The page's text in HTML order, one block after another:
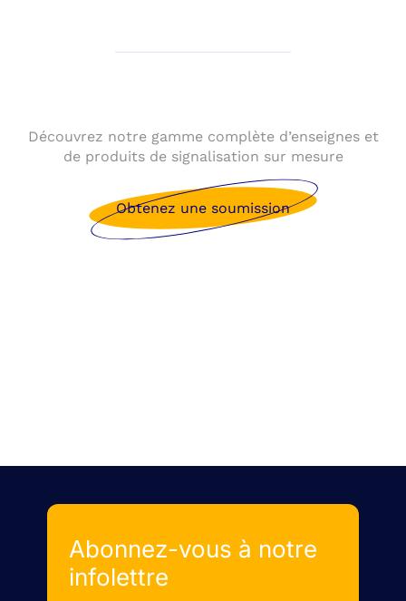
Découvrez notre gamme complète d’enseignes et
de produits de signalisation sur mesure
Obtenez une soumission
Abonnez-vous à notre
infolettre